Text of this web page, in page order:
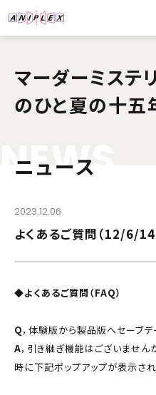
マーダーミステ
のひと夏の十五
NEWS
ニュース
2023.12.06
よくあるご質問（12/6/
◆よくあるご質問（FAQ）
Q，体験版から製品版へセーブ
A，引き継ぎ機能はございません
時に下記ポップアップが表示され